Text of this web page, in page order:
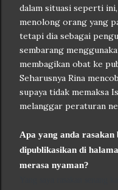
dalam situasi seperti
menolong orang yang
tetapi dia sebagai
sembarang
membagikan obat ke
Seharusnya Rina
supaya tidak memaksa
melanggar peraturan
Apa yang anda rasakan
dipublikasikan di
merasa nyaman?